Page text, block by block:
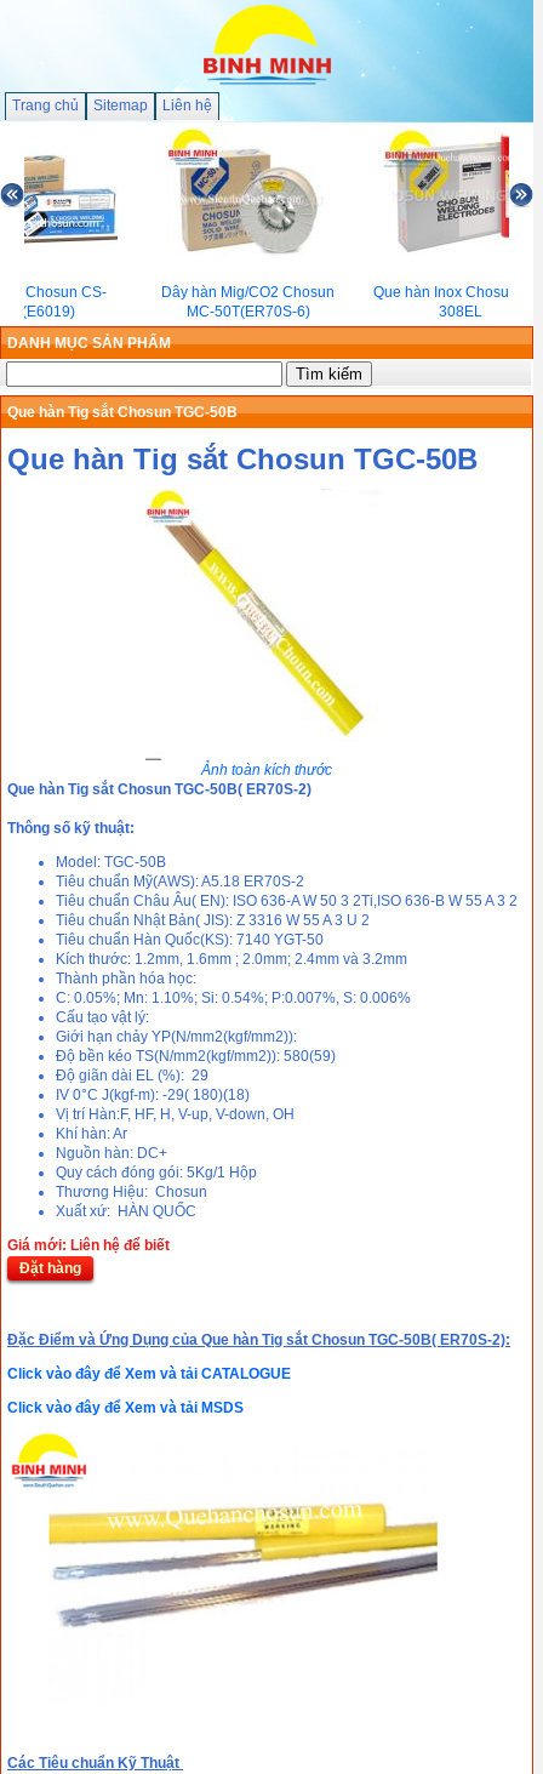
Trang chủ Sitemap Liên hệ
Chosun CS-
Dây hàn Mig/CO2 Chosun
MC-50T(ER70S-6)
Que hàn Inox Chosun
308EL
DANH MỤC SẢN PHẨM
Que hàn Tig sắt Chosun TGC-50B
Que hàn Tig sắt Chosun TGC-50B
Ảnh toàn kích thước
Que hàn Tig sắt Chosun TGC-50B( ER70S-2)
Thông số kỹ thuật:
Model: TGC-50B
Tiêu chuẩn Mỹ(AWS): A5.18 ER70S-2
Tiêu chuẩn Châu Âu( EN): ISO 636-A W 50 3 2Ti,ISO 636-B W 55 A 3 2
Tiêu chuẩn Nhật Bản( JIS): Z 3316 W 55 A 3 U 2
Tiêu chuẩn Hàn Quốc(KS): 7140 YGT-50
Kích thước: 1.2mm, 1.6mm ; 2.0mm; 2.4mm và 3.2mm
Thành phần hóa học:
C: 0.05%; Mn: 1.10%; Si: 0.54%; P:0.007%, S: 0.006%
Cấu tạo vật lý:
Giới hạn chảy YP(N/mm2(kgf/mm2)):
Độ bền kéo TS(N/mm2(kgf/mm2)): 580(59)
Độ giãn dài EL (%): 29
IV 0°C J(kgf-m): -29( 180)(18)
Vị trí Hàn:F, HF, H, V-up, V-down, OH
Khí hàn: Ar
Nguồn hàn: DC+
Quy cách đóng gói: 5Kg/1 Hộp
Thương Hiệu: Chosun
Xuất xứ: HÀN QUỐC
Giá mới: Liên hệ để biết
Đặt hàng
Đặc Điểm và Ứng Dụng của Que hàn Tig sắt Chosun TGC-50B( ER70S-2):
Click vào đây để Xem và tải CATALOGUE
Click vào đây để Xem và tải MSDS
Các Tiêu chuẩn Kỹ Thuật